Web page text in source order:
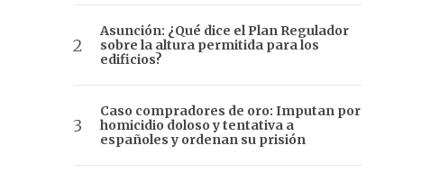
Asunción: ¿Qué dice el Plan Regulador
sobre la altura permitida para los
edificios?
Caso compradores de oro: Imputan por
homicidio doloso y tentativa a
españoles y ordenan su prisión